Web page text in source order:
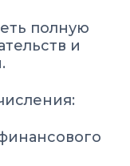
полную
и